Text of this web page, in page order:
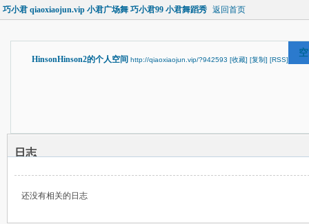
巧小君 qiaoxiaojun.vip 小君广场舞 巧小君99 小君舞蹈秀 返回首页
HinsonHinson2的个人空间 http://qiaoxiaojun.vip/?942593 [收藏] [复制] [RSS]
日志
还没有相关的日志